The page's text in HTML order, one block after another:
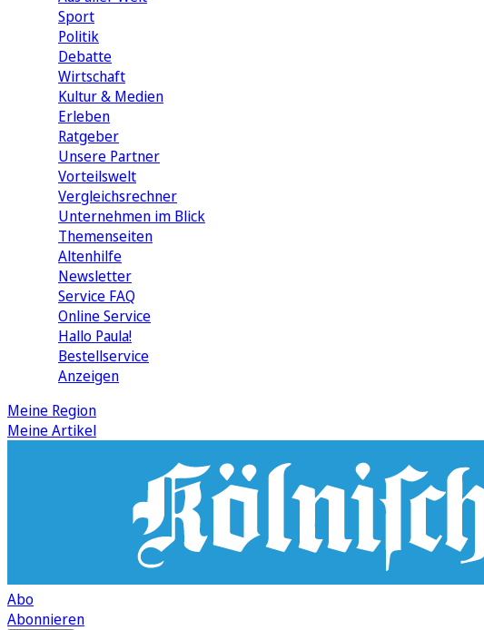
Sport
Politik
Debatte
Wirtschaft
Kultur & Medien
Erleben
Ratgeber
Unsere Partner
Vorteilswelt
Vergleichsrechner
Unternehmen im Blick
Themenseiten
Altenhilfe
Newsletter
Service FAQ
Online Service
Hallo Paula!
Bestellservice
Anzeigen
Meine Region
Meine Artikel
Abo
Abonnieren